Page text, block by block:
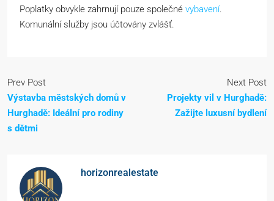
Poplatky obvykle zahrnují pouze společné vybavení.
Komunální služby jsou účtovány zvlášť.
Prev Post
Výstavba městských domů v
Hurghadě: Ideální pro rodiny
s dětmi
Next Post
Projekty vil v Hurghadě:
Zažijte luxusní bydlení
horizonrealestate